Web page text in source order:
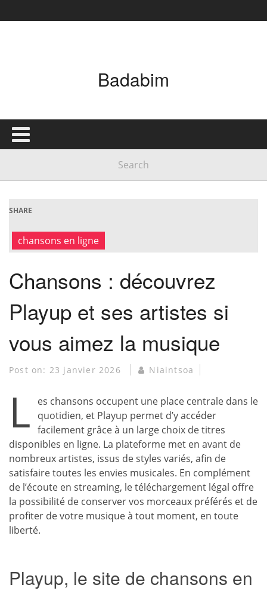
Badabim
SHARE
chansons en ligne
Chansons : découvrez
Playup et ses artistes si
vous aimez la musique
Post on: 23 janvier 2026 Niaintsoa
L
es chansons occupent une place centrale dans le
quotidien, et Playup permet d’y accéder
facilement grâce à un large choix de titres
disponibles en ligne. La plateforme met en avant de
nombreux artistes, issus de styles variés, afin de
satisfaire toutes les envies musicales. En complément
de l’écoute en streaming, le téléchargement légal offre
la possibilité de conserver vos morceaux préférés et de
profiter de votre musique à tout moment, en toute
liberté.
Playup, le site de chansons en